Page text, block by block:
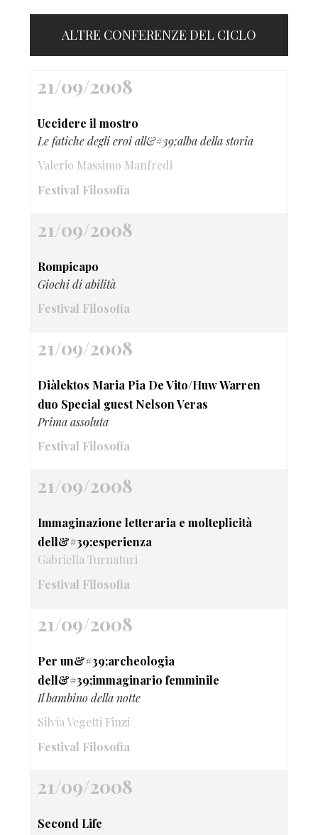
ALTRE CONFERENZE DEL CICLO
21/09/2008
Uccidere il mostro
Le fatiche degli eroi all&#39;alba della storia
Valerio Massimo Manfredi
Festival Filosofia
21/09/2008
Rompicapo
Giochi di abilità
Festival Filosofia
21/09/2008
Diàlektos Maria Pia De Vito/Huw Warren
duo Special guest Nelson Veras
Prima assoluta
Festival Filosofia
21/09/2008
Immaginazione letteraria e molteplicità
dell&#39;esperienza
Gabriella Turnaturi
Festival Filosofia
21/09/2008
Per un&#39;archeologia
dell&#39;immaginario femminile
Il bambino della notte
Silvia Vegetti Finzi
Festival Filosofia
21/09/2008
Second Life